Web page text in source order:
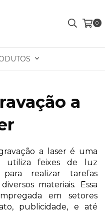
0
a
a laser é uma
utiliza feixes de luz
para realizar tarefas
materiais. Essa
em setores
publicidade, e até